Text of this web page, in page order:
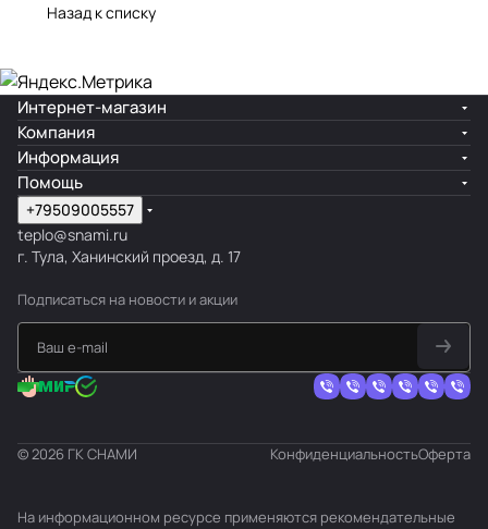
Назад к списку
Интернет-магазин
Компания
Информация
Помощь
+79509005557
teplo@snami.ru
г. Тула, Ханинский проезд, д. 17
Подписаться на новости и акции
© 2026 ГК СНАМИ КонфиденциальностьОферта
На информационном ресурсе применяются рекомендательные